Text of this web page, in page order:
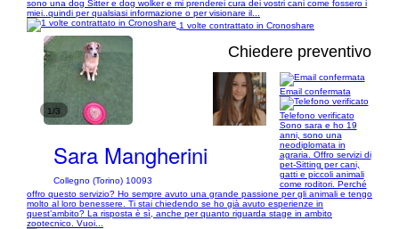
sono una dog Sitter e dog wolker e mi prenderei cura dei vostri cani come fossero i
miei..quindi per qualsiasi informazione o per visionare il...
1 volte contrattato in Cronoshare
1/3
Chiedere preventivo
Sara Mangherini
Collegno (Torino) 10093
Email confermata
Telefono verificato
Sono sara e ho 19
anni, sono una
neodiplomata in
agraria. Offro servizi di
pet-Sitting per cani,
gatti e piccoli animali
come roditori. Perché
offro questo servizio? Ho sempre avuto una grande passione per gli animali e tengo
molto al loro benessere. Ti stai chiedendo se ho già avuto esperienze in
quest’ambito? La risposta è sì, anche per quanto riguarda stage in ambito
zootecnico. Vuoi...